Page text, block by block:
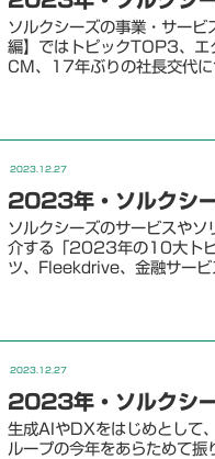
ソルクシーズの事業・サー
編】ではトピックTOP3、エ
CM、17年ぶりの社長交代に
2023.12.27
2023年・ソルクシ
ソルクシーズのサービスや
介する「2023年の10大トピ
ツ、Fleekdrive、金融サービ
2023.12.27
2023年・ソルクシ
生成AIやDXをはじめとして
ループの今年をあらためて